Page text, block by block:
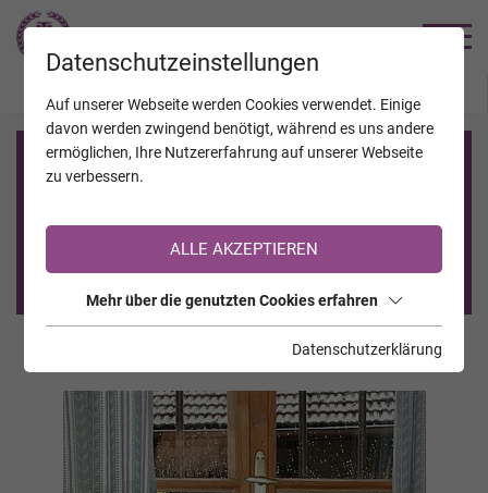
Registrierung auf TrauerHilfe.it
Sie sind noch nicht auf TrauerHilfe.it registriert?
>> zur kostenlosen Registrierung <<
Datenschutzeinstellungen
Auf unserer Webseite werden Cookies verwendet. Einige
davon werden zwingend benötigt, während es uns andere
ermöglichen, Ihre Nutzererfahrung auf unserer Webseite
zu verbessern.
ALLE AKZEPTIEREN
Mehr über die genutzten Cookies erfahren
Datenschutzerklärung
JAHRESTAGE KALENDER VERSTORBENE